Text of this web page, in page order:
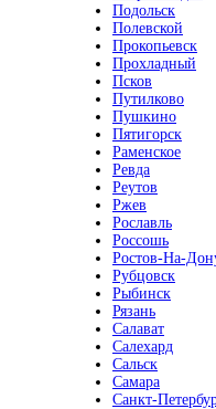
Подольск
Полевской
Прокопьевск
Прохладный
Псков
Путилково
Пушкино
Пятигорск
Раменское
Ревда
Реутов
Ржев
Рославль
Россошь
Ростов-На-
Рубцовск
Рыбинск
Рязань
Салават
Салехард
Сальск
Самара
Санкт-